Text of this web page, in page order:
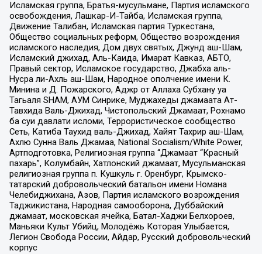
Исламская группа, Братья-мусульмане, Партия исламского
освобождения, Лашкар-И-Тайба, Исламская группа,
Движение Талибан, Исламская партия Туркестана,
Общество социальных реформ, Общество возрождения
исламского наследия, Дом двух святых, Джунд аш-Шам,
Исламский джихад, Аль-Каида, Имарат Кавказ, АБТО,
Правый сектор, Исламское государство, Джабха аль-
Нусра ли-Ахль аш-Шам, Народное ополчение имени К.
Минина и Д. Пожарского, Аджр от Аллаха Субхану уа
Тагьаля SHAM, АУМ Синрике, Муджахеды джамаата Ат-
Тавхида Валь-Джихад, Чистопольский Джамаат, Рохнамо
ба суи давлати исломи, Террористическое сообщество
Сеть, Катиба Таухид валь-Джихад, Хайят Тахрир аш-Шам,
Ахлю Сунна Валь Джамаа, National Socialism/White Power,
Артподготовка, Религиозная группа “Джамаат “Красный
пахарь”, Колумбайн, Хатлонский джамаат, Мусульманская
религиозная группа п. Кушкуль г. Оренбург, Крымско-
татарский добровольческий батальон имени Номана
Челебиджихана, Азов, Партия исламского возрождения
Таджикистана, Народная самооборона, Дуббайский
джамаат, московская ячейка, Батал-Хаджи Белхороев,
Маньяки Культ Убийц, Молодёжь Которая Улыбается,
Легион Свобода России, Айдар, Русский добровольческий
корпус